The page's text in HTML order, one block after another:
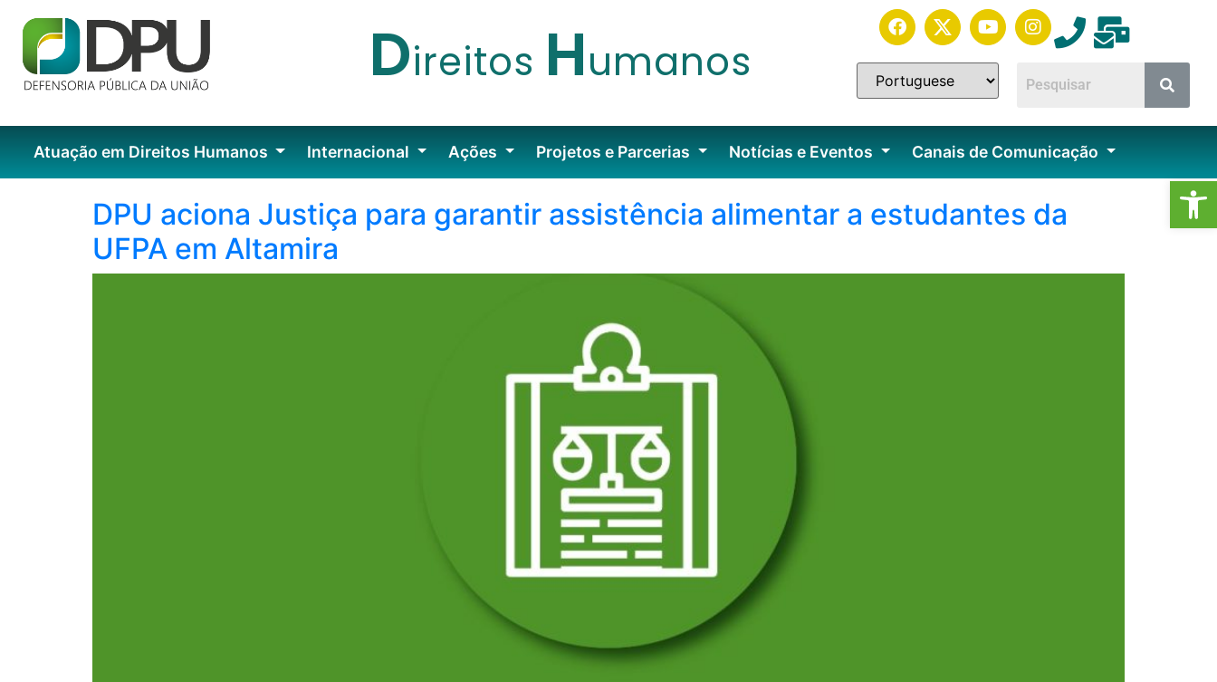
Direitos Humanos
Atuação em Direitos Humanos Internacional Ações Projetos e Parcerias Notícias e Eventos Canais de Comunicação
DPU aciona Justiça para garantir assistência alimentar a estudantes da
UFPA em Altamira